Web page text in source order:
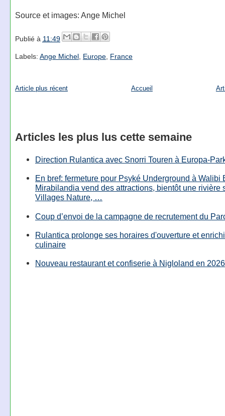
Source et images: Ange Michel
Publié à 11:49
Labels: Ange Michel, Europe, France
Article plus récent Accueil
Articles les plus lus cette semaine
Direction Rulantica avec Snorri Touren à Europa-
En bref: fermeture pour Psyké Underground à Walibi
Mirabilandia vend des attractions, bientôt une rivière
Villages Nature, …
Coup d’envoi de la campagne de recrutement du
Rulantica prolonge ses horaires d'ouverture et
culinaire
Nouveau restaurant et confiserie à Nigloland en 2026